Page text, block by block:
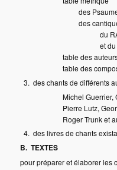
des Psaumes
des cantiques
du RA recueil
et du EG
table des
table des
3. des chants de différents
Michel Guerrier,
Pierre Lutz,
Roger Trunk et
4. des livres de chants
B. TEXTES
pour préparer et élaborer les